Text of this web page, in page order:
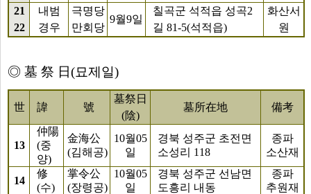
21
22
내범
경우
극명당
만회당
9월9일
칠곡군 석적읍 성곡2
길 81-5(석적읍)
화산서
원
◎ 墓 祭 日(묘제일)
世 諱 號
墓祭日
(陰)
墓所在地 備考
13
仲陽
(중
양)
金海公
(김해공)
10월05
일
경북 성주군 초전면
소성리 118
종파
소산재
14
修
(수)
掌令公
(장령공)
10월05
일
경북 성주군 선남면
도흥리 내동
종파
추원재